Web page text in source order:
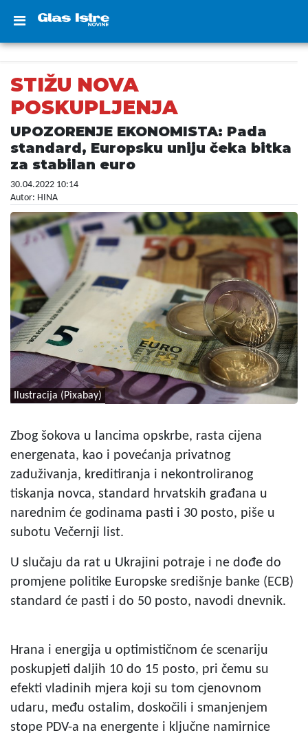
STIŽU NOVA
POSKUPLJENJA
UPOZORENJE EKONOMISTA: Pada
standard, Europsku uniju čeka bitka
za stabilan euro
30.04.2022 10:14
Autor: HINA
Ilustracija (Pixabay)
Zbog šokova u lancima opskrbe, rasta cijena
energenata, kao i povećanja privatnog
zaduživanja, kreditiranja i nekontroliranog
tiskanja novca, standard hrvatskih građana u
narednim će godinama pasti i 30 posto, piše u
subotu Večernji list.
U slučaju da rat u Ukrajini potraje i ne dođe do
promjene politike Europske središnje banke (ECB)
standard će pasti i do 50 posto, navodi dnevnik.
Hrana i energija u optimističnom će scenariju
poskupjeti daljih 10 do 15 posto, pri čemu su
efekti vladinih mjera koji su tom cjenovnom
udaru, među ostalim, doskočili i smanjenjem
stope PDV-a na energente i ključne namirnice